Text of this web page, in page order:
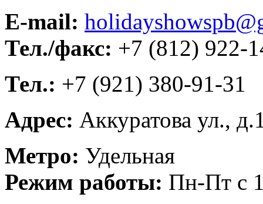
E-mail:
Тел./факс: +7 (812) 922-
Тел.: +7 (921) 380-91-31
Адрес: Аккуратова ул.,
Метро: Удельная
Режим работы: Пн-Пт с